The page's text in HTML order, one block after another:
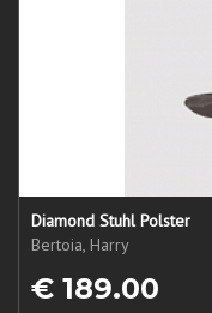
Diamond Stuhl Polster
Bertoia, Harry
€ 189.00